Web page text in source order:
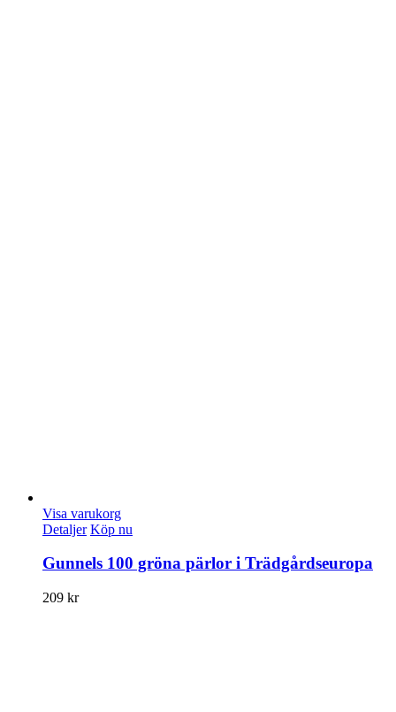
Visa varukorg
Detaljer Köp nu
Gunnels 100 gröna pärlor i Trädgårdseuropa
209 kr